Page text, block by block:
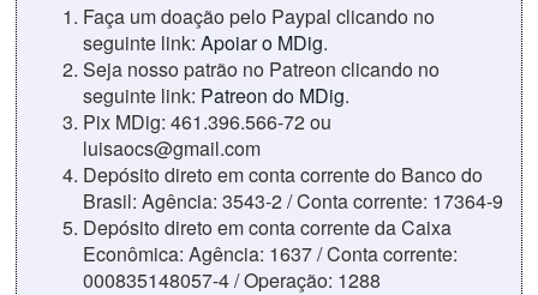
Faça um doação pelo Paypal clicando no
seguinte link: Apoiar o MDig.
Seja nosso patrão no Patreon clicando no
seguinte link: Patreon do MDig.
Pix MDig: 461.396.566-72 ou
luisaocs@gmail.com
Depósito direto em conta corrente do Banco do
Brasil: Agência: 3543-2 / Conta corrente: 17364-9
Depósito direto em conta corrente da Caixa
Econômica: Agência: 1637 / Conta corrente:
000835148057-4 / Operação: 1288